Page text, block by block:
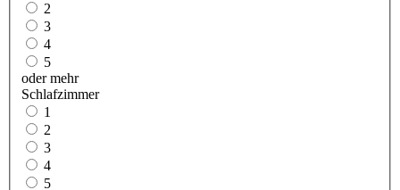
2
3
4
5
oder mehr
Schlafzimmer
1
2
3
4
5